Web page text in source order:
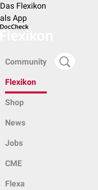
Das Flexikon
als App
Community
Flexikon
Shop
News
Jobs
CME
Flexa